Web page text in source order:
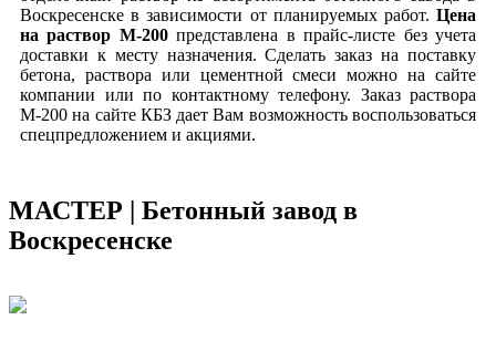
Воскресенске в зависимости от планируемых работ. Цена
на раствор М-200представлена в прайс-листе без учета
доставки к месту назначения. Сделать заказ на поставку
бетона, раствора или цементной смеси можно на сайте
компании или по контактному телефону. Заказ раствора
М-200 на сайте КБЗ дает Вам возможность воспользоваться
спецпредложением и акциями.
МАСТЕР | Бетонный завод в
Воскресенске